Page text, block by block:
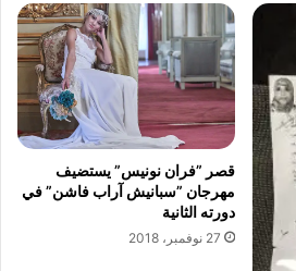
قصر ”فران نونيس” يستضيف
مهرجان ”سبانيش آراب فاشن” في
دورته الثانية
27 نوفمبر، 2018